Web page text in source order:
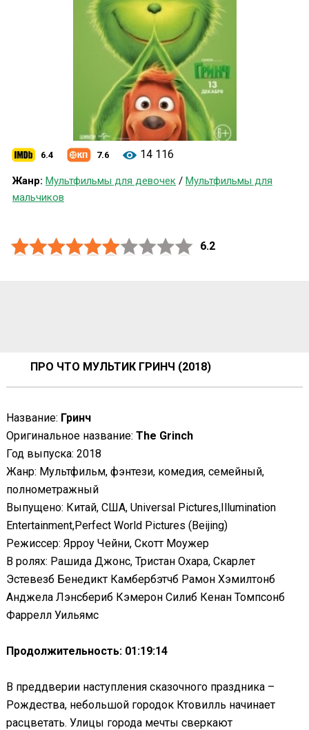
6.4 7.6 14 116
Жанр: Мультфильмы для девочек / Мультфильмы для
мальчиков
6.2
ПРО ЧТО МУЛЬТИК ГРИНЧ (2018)
Название: Гринч
Оригинальное название: The Grinch
Год выпуска: 2018
Жанр: Мультфильм, фэнтези, комедия, семейный,
полнометражный
Выпущено: Китай, США, Universal Pictures,Illumination
Entertainment,Perfect World Pictures (Beijing)
Режиссер: Ярроу Чейни, Скотт Моужер
В ролях: Рашида Джонс, Тристан Охара, Скарлет
Эстевезб Бенедикт Камбербэтчб Рамон Хэмилтонб
Анджела Лэнсбериб Кэмерон Силиб Кенан Томпсонб
Фаррелл Уильямс
Продолжительность: 01:19:14
В преддверии наступления сказочного праздника –
Рождества, небольшой городок Ктовилль начинает
расцветать. Улицы города мечты сверкают